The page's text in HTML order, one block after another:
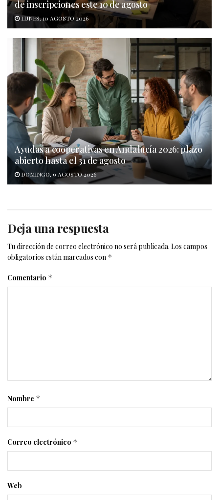
de inscripciones este 10 de agosto
LUNES, 10 AGOSTO 2026
Ayudas a cooperativas en Andalucía 2026: plazo
abierto hasta el 31 de agosto
DOMINGO, 9 AGOSTO 2026
Deja una respuesta
Tu dirección de correo electrónico no será publicada. Los campos
obligatorios están marcados con *
Comentario *
Nombre *
Correo electrónico *
Web